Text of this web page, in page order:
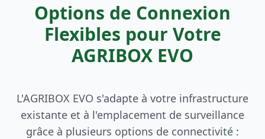
Options de Connexion
Flexibles pour Votre
AGRIBOX EVO
L'AGRIBOX EVO s'adapte à votre infrastructure
existante et à l'emplacement de surveillance
grâce à plusieurs options de connectivité :